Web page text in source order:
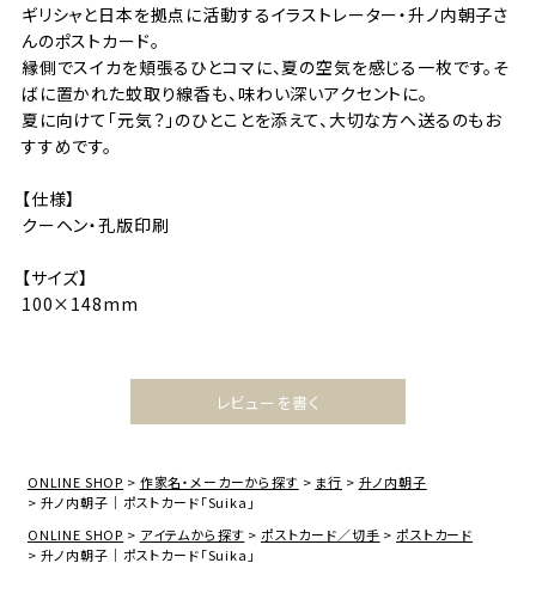
ギリシャと日本を拠点に活動するイラストレーター・升ノ内朝子さ
んのポストカード。
縁側でスイカを頬張るひとコマに、夏の空気を感じる一枚です。そ
ばに置かれた蚊取り線香も、味わい深いアクセントに。
夏に向けて「元気？」のひとことを添えて、大切な方へ送るのもお
すすめです。
【仕様】
クーヘン・孔版印刷
【サイズ】
100×148mm
レビューを書く
ONLINE SHOP 作家名・メーカーから探す ま行
升ノ内朝子
升ノ内朝子｜ポストカード「Suika」
ONLINE SHOP
アイテムから探す ポストカード／切手
ポストカード
升ノ内朝子｜ポストカード「Suika」